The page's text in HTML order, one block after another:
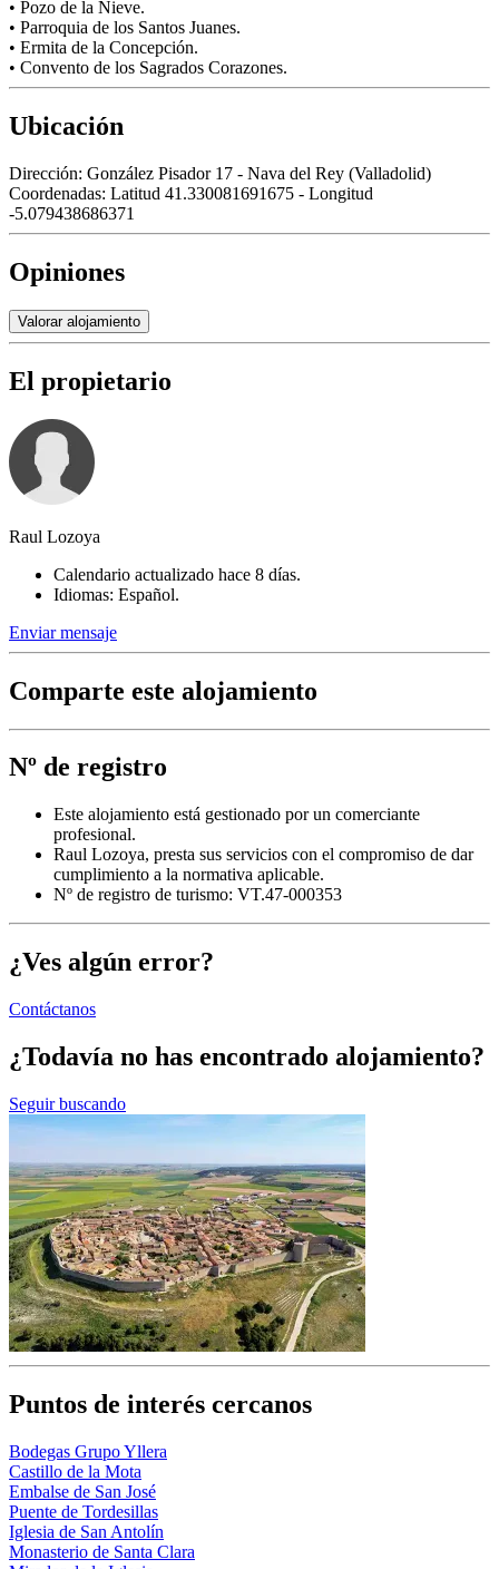
• Pozo de la Nieve.
• Parroquia de los Santos Juanes.
• Ermita de la Concepción.
• Convento de los Sagrados Corazones.
Ubicación
Dirección: González Pisador 17 - Nava del Rey (Valladolid)
Coordenadas: Latitud 41.330081691675 - Longitud
-5.079438686371
Opiniones
Valorar alojamiento
El propietario
Raul Lozoya
Calendario actualizado hace 8 días.
Idiomas: Español.
Enviar mensaje
Comparte este alojamiento
Nº de registro
Este alojamiento está gestionado por un comerciante
profesional.
Raul Lozoya, presta sus servicios con el compromiso de dar
cumplimiento a la normativa aplicable.
Nº de registro de turismo: VT.47-000353
¿Ves algún error?
Contáctanos
¿Todavía no has encontrado alojamiento?
Seguir buscando
Puntos de interés cercanos
Bodegas Grupo Yllera
Castillo de la Mota
Embalse de San José
Puente de Tordesillas
Iglesia de San Antolín
Monasterio de Santa Clara